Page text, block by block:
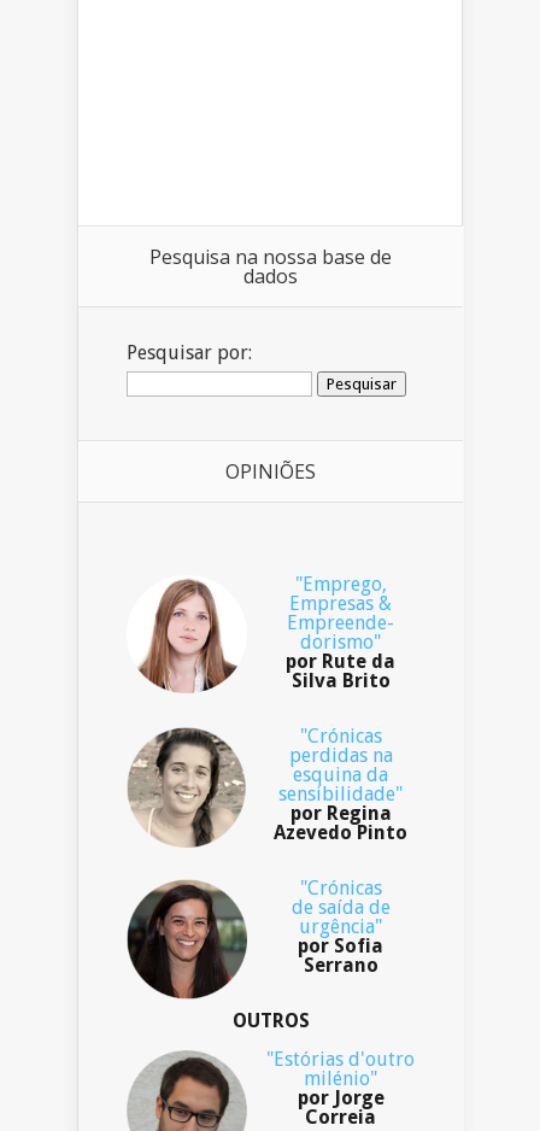
Pesquisa na nossa base de
dados
Pesquisar por:
OPINIÕES
"Emprego,
Empresas &
Empreende-
dorismo"
por Rute da
Silva Brito
"Crónicas
perdidas na
esquina da
sensibilidade"
por Regina
Azevedo Pinto
"Crónicas
de saída de
urgência"
por Sofia
Serrano
OUTROS
"Estórias d'outro
milénio"
por Jorge
Correia